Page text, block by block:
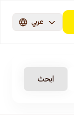
عربي
ابحث